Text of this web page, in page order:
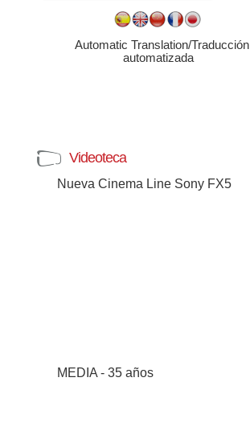
Automatic Translation/Traducción
automatizada
Videoteca
Nueva Cinema Line Sony FX5
MEDIA - 35 años